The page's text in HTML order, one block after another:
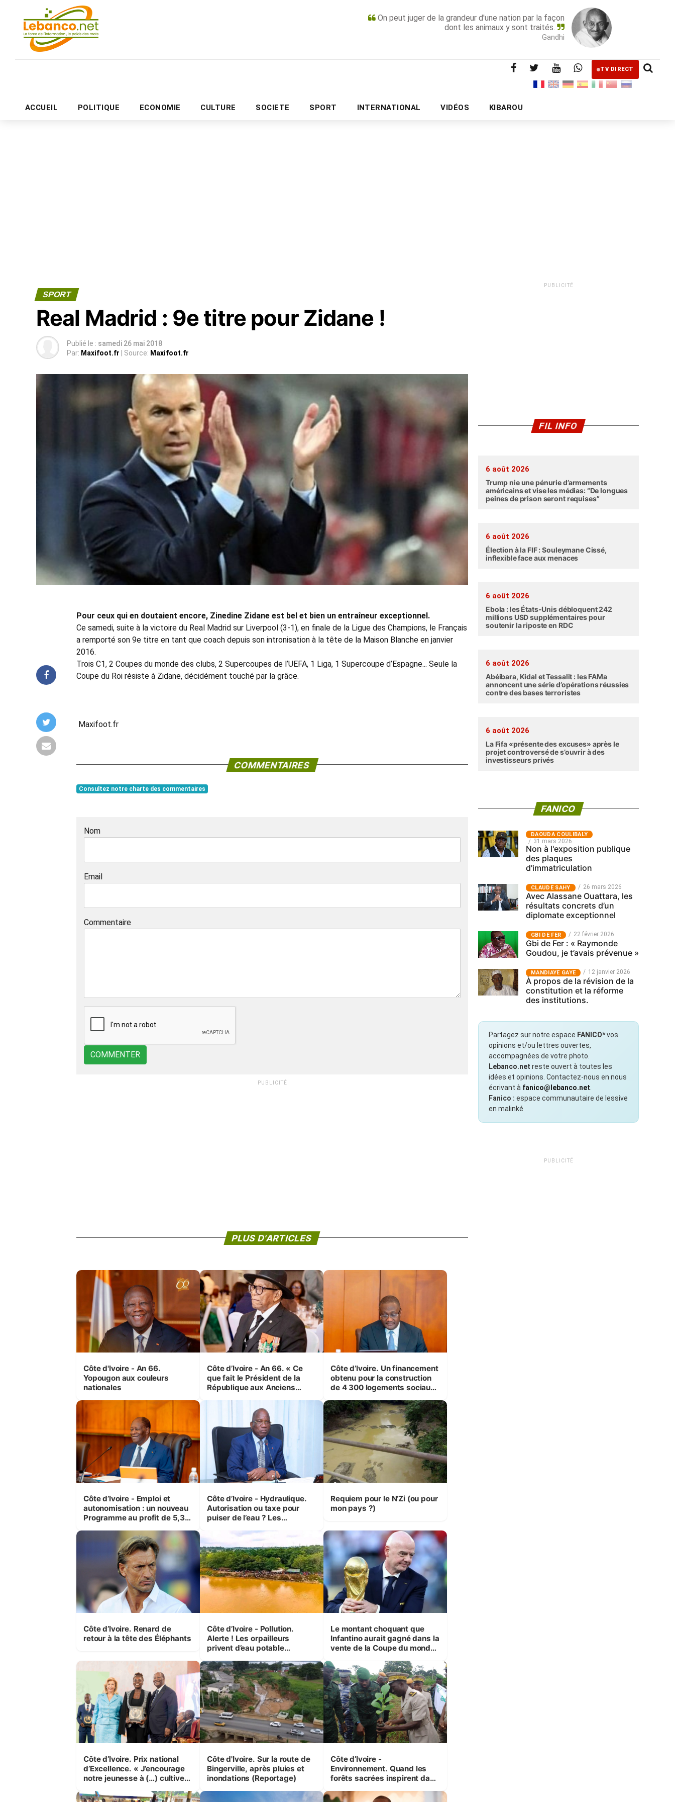
On peut juger de la grandeur d'une nation par la façon
dont les animaux y sont traités.
Gandhi
TV DIRECT
ACCUEIL POLITIQUE ECONOMIE CULTURE SOCIETE SPORT INTERNATIONAL VIDÉOS KIBAROU
PUBLICITÉ
SPORT
Real Madrid : 9e titre pour Zidane !
Publié le : samedi 26 mai 2018
Par: Maxifoot.fr | Source: Maxifoot.fr
Pour ceux qui en doutaient encore, Zinedine Zidane est bel et bien un entraîneur exceptionnel.
Ce samedi, suite à la victoire du Real Madrid sur Liverpool (3-1), en finale de la Ligue des Champions, le Français
a remporté son 9e titre en tant que coach depuis son intronisation à la tête de la Maison Blanche en janvier
2016.
Trois C1, 2 Coupes du monde des clubs, 2 Supercoupes de l’UEFA, 1 Liga, 1 Supercoupe d’Espagne... Seule la
Coupe du Roi résiste à Zidane, décidément touché par la grâce.
Maxifoot.fr
COMMENTAIRES
Consultez notre charte des commentaires
Nom
Email
Commentaire
COMMENTER
PUBLICITÉ
PLUS D'ARTICLES
Côte d'Ivoire - An 66.
Yopougon aux couleurs
nationales
Côte d’Ivoire - An 66. « Ce
que fait le Président de la
République aux Anciens
(Cne Yassoungo Koné ®)
Côte d’Ivoire. Un financement
obtenu pour la construction
de 4 300 logements sociaux
Bouaké et Yamoussoukro
Côte d’Ivoire - Emploi et
autonomisation : un nouveau
Programme au profit de 5,3
Côte d’Ivoire - Hydraulique.
Autorisation ou taxe pour
puiser de l’eau ? Les
Requiem pour le N’Zi (ou pour
mon pays ?)
Côte d’Ivoire. Renard de
retour à la tête des Éléphants
Côte d’Ivoire - Pollution.
Alerte ! Les orpailleurs
privent d’eau potable
autour d’Agboville
Le montant choquant que
Infantino aurait gagné dans la
vente de la Coupe du monde
Côte d’Ivoire. Prix national
d’Excellence. « J’encourage
notre jeunesse à (…) cultiver
(Alassane Ouattara
Côte d'Ivoire. Sur la route de
Bingerville, après pluies et
inondations (Reportage)
Côte d’Ivoire -
Environnement. Quand les
forêts sacrées inspirent dans
PUBLICITÉ
FIL INFO
6 août 2026
Trump nie une pénurie d’armements
américains et vise les médias: “De longues
peines de prison seront requises”
6 août 2026
Élection à la FIF : Souleymane Cissé,
inflexible face aux menaces
6 août 2026
Ebola : les États-Unis débloquent 242
millions USD supplémentaires pour
soutenir la riposte en RDC
6 août 2026
Abéibara, Kidal et Tessalit : les FAMa
annoncent une série d’opérations réussies
contre des bases terroristes
6 août 2026
La Fifa «présente des excuses» après le
projet controversé de s’ouvrir à des
investisseurs privés
FANICO
‎DAOUDA COULIBALY
31 mars 2026
Non à l'exposition publique
des plaques
d'immatriculation
CLAUDE SAHY 26 mars 2026
Avec Alassane Ouattara, les
résultats concrets d’un
diplomate exceptionnel
GBI DE FER 22 février 2026
Gbi de Fer : « Raymonde
Goudou, je t’avais prévenue »
MANDIAYE GAYE 12 janvier 2026
À propos de la révision de la
constitution et la réforme
des institutions.
Partagez sur notre espace FANICO*vos
opinions et/ou lettres ouvertes,
accompagnées de votre photo.
Lebanco.net reste ouvert à toutes les
idées et opinions. Contactez-nous en nous
écrivant à fanico@lebanco.net
Fanico : espace communautaire de lessive
en malinké
PUBLICITÉ